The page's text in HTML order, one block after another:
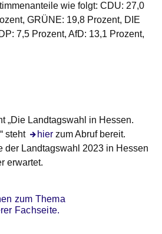
wie folgt: CDU: 27,0
GRÜNE: 19,8 Prozent, DIE
7,5 Prozent, AfD: 13,1 Prozent,
„Die Landtagswahl in Hessen.
steht
hier zum Abruf bereit.
der Landtagswahl 2023 in Hessen
erwartet.
zum Thema
Fachseite.